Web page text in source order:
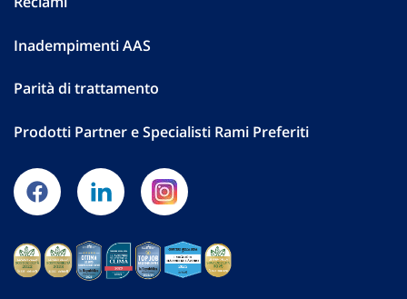
Inadempimenti AAS
Parità di trattamento
Prodotti Partner e Specialisti Rami Preferiti